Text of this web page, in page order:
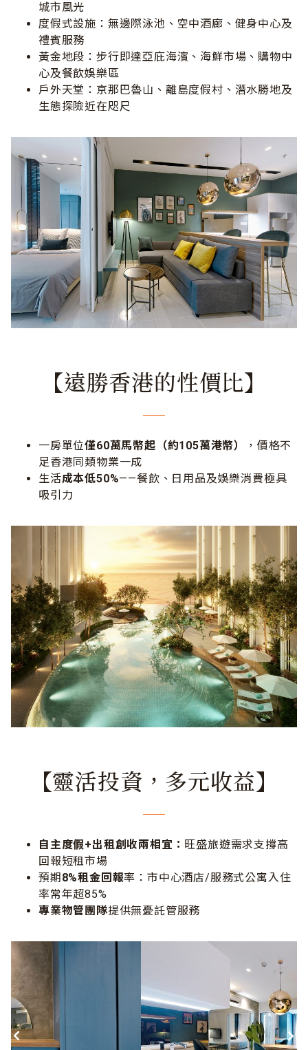
城市風光
度假式設施：無邊際泳池、空中酒廊、健身中心及
禮賓服務
黃金地段：步行即達亞庇海濱、海鮮市場、購物中
心及餐飲娛樂區
戶外天堂：京那巴魯山、離島度假村、潛水勝地及
生態探險近在咫尺
【遠勝香港的性價比】
一房單位僅60萬馬幣起（約105萬港幣）
，價格不
足香港同類物業一成
生活成本低50%——餐飲、日用品及娛樂消費極具
吸引力
【靈活投資，多元收益】
自主度假+出租創收兩相宜： 旺盛旅遊需求支撐高
回報短租市場
預期 8%租金回報率：市中心酒店/服務式公寓入住
率常年超85%
專業物管團隊提供無憂託管服務